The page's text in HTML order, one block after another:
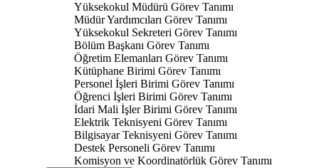
Yüksekokul Müdürü Görev Tanımı
Müdür Yardımcıları Görev Tanımı
Yüksekokul Sekreteri Görev Tanımı
Bölüm Başkanı Görev Tanımı
Öğretim Elemanları Görev Tanımı
Kütüphane Birimi Görev Tanımı
Personel İşleri Birimi Görev Tanımı
Öğrenci İşleri Birimi Görev Tanımı
İdari Mali İşler Birimi Görev Tanımı
Elektrik Teknisyeni Görev Tanımı
Bilgisayar Teknisyeni Görev Tanımı
Destek Personeli Görev Tanımı
Komisyon ve Koordinatörlük Görev Tanımı